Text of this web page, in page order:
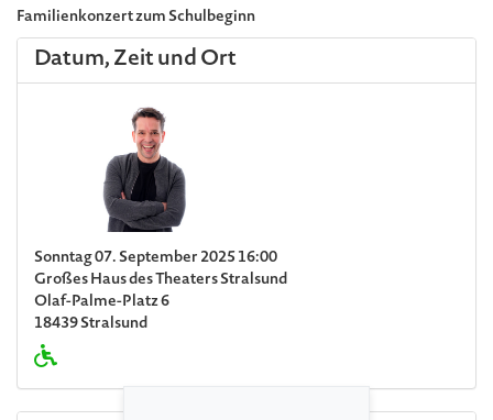
Familienkonzert zum Schulbeginn
Datum, Zeit und Ort
Sonntag 07. September 2025 16:00
Großes Haus des Theaters Stralsund
Olaf-Palme-Platz 6
18439 Stralsund